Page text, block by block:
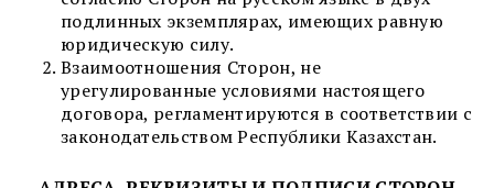
подлинных экземплярах, имеющих равную
юридическую силу.
Взаимоотношения Сторон, не
урегулированные условиями настоящего
договора, регламентируются в соответствии с
законодательством Республики Казахстан.